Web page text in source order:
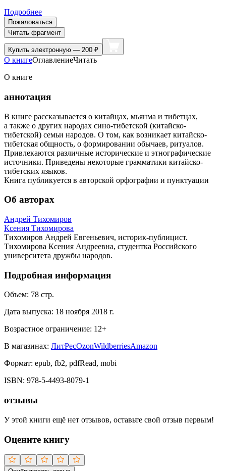
Подробнее
Пожаловаться
Читать фрагмент
Купить электронную — 200 ₽
О книгеОглавлениеЧитать
О книге
аннотация
В книге рассказывается о китайцах, мьянма и тибетцах,
а также о других народах сино-тибетской (китайско-
тибетской) семьи народов. О том, как возникает китайско-
тибетская общность, о формировании обычаев, ритуалов.
Привлекаются различные исторические и этнографические
источники. Приведены некоторые грамматики китайско-
тибетских языков.
Книга публикуется в авторской орфографии и пунктуации
Об авторах
Андрей Тихомиров
Ксения Тихомирова
Тихомиров Андрей Евгеньевич, историк-публицист.
Тихомирова Ксения Андреевна, студентка Российского
университета дружбы народов.
Подробная информация
Объем: 78 стр.
Дата выпуска: 18 ноября 2018 г.
Возрастное ограничение: 12+
В магазинах: ЛитРесOzonWildberriesAmazon
Формат: epub, fb2, pdfRead, mobi
ISBN: 978-5-4493-8079-1
отзывы
У этой книги ещё нет отзывов, оставьте свой отзыв первым!
Оцените книгу